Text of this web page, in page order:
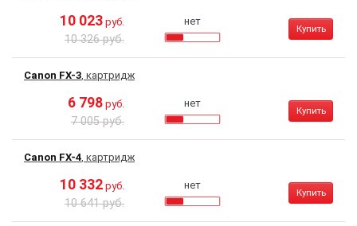
10 023 руб.
10 326 руб.
нет
Купить
Canon FX-3, картридж
6 798 руб.
7 005 руб.
нет
Купить
Canon FX-4, картридж
10 332 руб.
10 641 руб.
нет
Купить